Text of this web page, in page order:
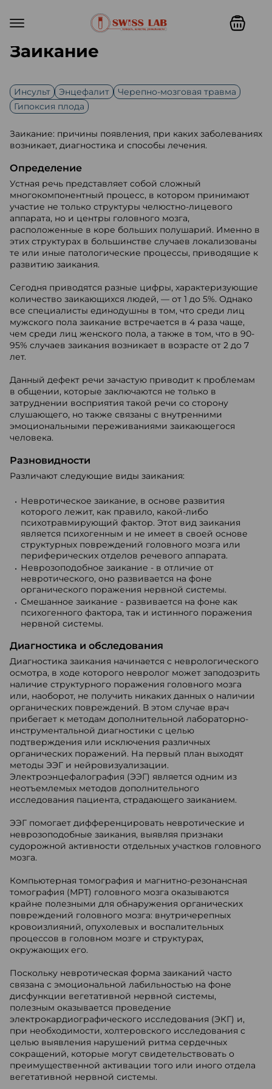
Заикание
Инсульт Энцефалит
Черепно-мозговая травма
Гипоксия плода
Заикание: причины появления, при каких заболеваниях
возникает, диагностика и способы лечения.
Определение
Устная речь представляет собой сложный
многокомпонентный процесс, в котором принимают
участие не только структуры челюстно-лицевого
аппарата, но и центры головного мозга,
расположенные в коре больших полушарий. Именно в
этих структурах в большинстве случаев локализованы
те или иные патологические процессы, приводящие к
развитию заикания.
Сегодня приводятся разные цифры, характеризующие
количество заикающихся людей, — от 1 до 5%. Однако
все специалисты единодушны в том, что среди лиц
мужского пола заикание встречается в 4 раза чаще,
чем среди лиц женского пола, а также в том, что в 90-
95% случаев заикания возникает в возрасте от 2 до 7
лет.
Данный дефект речи зачастую приводит к проблемам
в общении, которые заключаются не только в
затруднении восприятия такой речи со сторону
слушающего, но также связаны с внутренними
эмоциональными переживаниями заикающегося
человека.
Разновидности
Различают следующие виды заикания:
Невротическое заикание, в основе развития
которого лежит, как правило, какой-либо
психотравмирующий фактор. Этот вид заикания
является психогенным и не имеет в своей основе
структурных повреждений головного мозга или
периферических отделов речевого аппарата.
Неврозоподобное заикание - в отличие от
невротического, оно развивается на фоне
органического поражения нервной системы.
Смешанное заикание - развивается на фоне как
психогенного фактора, так и истинного поражения
нервной системы.
Диагностика и обследования
Диагностика заикания начинается с неврологического
осмотра, в ходе которого невролог может заподозрить
наличие структурного поражения головного мозга
или, наоборот, не получить никаких данных о наличии
органических повреждений. В этом случае врач
прибегает к методам дополнительной лабораторно-
инструментальной диагностики с целью
подтверждения или исключения различных
органических поражений. На первый план выходят
методы ЭЭГ и нейровизуализации.
Электроэнцефалография (ЭЭГ) является одним из
неотъемлемых методов дополнительного
исследования пациента, страдающего заиканием.
ЭЭГ помогает дифференцировать невротические и
неврозоподобные заикания, выявляя признаки
судорожной активности отдельных участков головного
мозга.
Компьютерная томография и магнитно-резонансная
томография (МРТ) головного мозга оказываются
крайне полезными для обнаружения органических
повреждений головного мозга: внутричерепных
кровоизлияний, опухолевых и воспалительных
процессов в головном мозге и структурах,
окружающих его.
Поскольку невротическая форма заиканий часто
связана с эмоциональной лабильностью на фоне
дисфункции вегетативной нервной системы,
полезным оказывается проведение
электрокардиографического исследования (ЭКГ) и,
при необходимости, холтеровского исследования с
целью выявления нарушений ритма сердечных
сокращений, которые могут свидетельствовать о
преимущественной активации того или иного отдела
вегетативной нервной системы.